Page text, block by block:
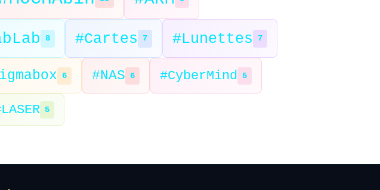
8 #Cartes 7 #Lunettes 7
6 #NAS 6 #CyberMind 5
5